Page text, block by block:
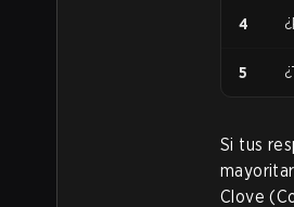
4
5
Si tus
Clove